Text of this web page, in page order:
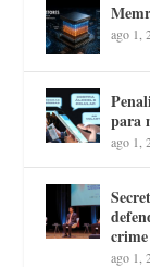
ago 1,
para
ago 1,
ago 1,